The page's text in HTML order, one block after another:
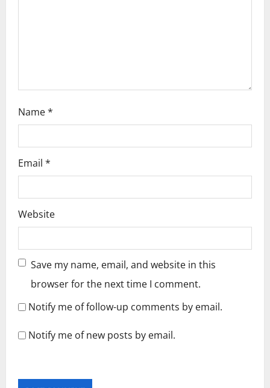
Name*
Email *
Website
Save my name, email, and website in this
browser for the next time I comment.
Notify me of follow-up comments by email.
Notify me of new posts by email.